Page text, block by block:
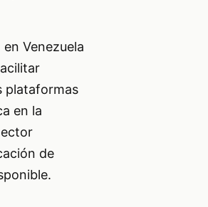
Venezuela
plataformas
en la
de